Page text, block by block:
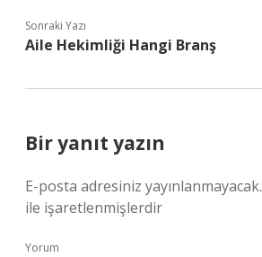
Sonraki Yazı
Aile Hekimliği Hangi Branş
Bir yanıt yazın
E-posta adresiniz yayınlanmayacak.
ile işaretlenmişlerdir
Yorum